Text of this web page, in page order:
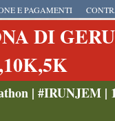
E PAGAMENTI
DI
| #IRUNJEM |